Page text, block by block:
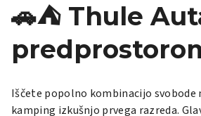
🚗⛺ Thule
Iščete popolno kombinacijo svobode
kamping izkušnjo prvega razreda.